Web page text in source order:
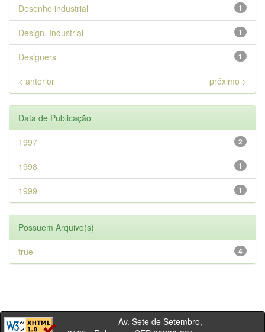
1
Desenho industrial
1
Design, Industrial
1
Designers
< anterior próximo >
Data de Publicação
2
1997
1
1998
1
1999
Possuem Arquivo(s)
4
true
Av. Sete de Setembro,